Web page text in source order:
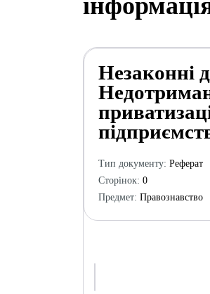
Незаконні
Тип документу: Реферат
Сторінок: 0
Предмет: Правознавство